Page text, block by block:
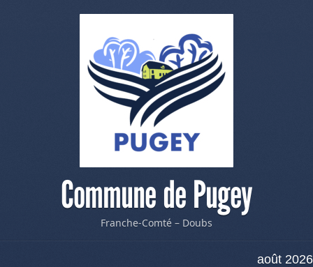
Commune de Pugey
Franche-Comté – Doubs
août 2026